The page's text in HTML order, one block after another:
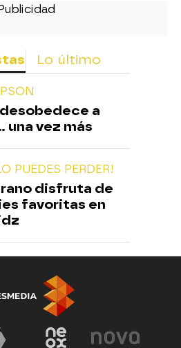
Lo último
a
una vez más
PUEDES PERDER!
disfruta de
favoritas en